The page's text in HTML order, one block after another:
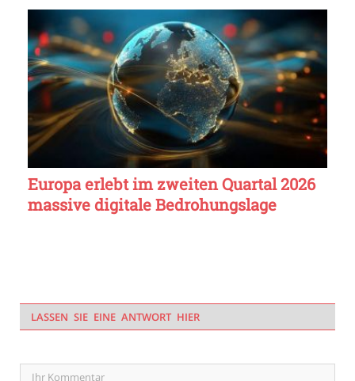
Europa erlebt im zweiten Quartal 2026
massive digitale Bedrohungslage
LASSEN SIE EINE ANTWORT HIER